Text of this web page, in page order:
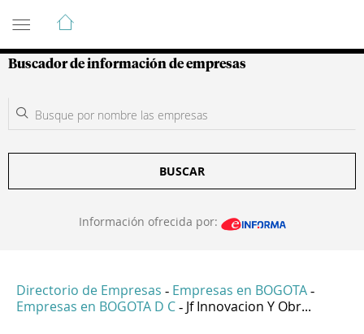
Guía de Empresas Colombianas
Buscador de información de empresas
BUSCAR
Información ofrecida por:
Directorio de Empresas - Empresas en BOGOTA -
Empresas en BOGOTA D C - Jf Innovacion Y Obr...